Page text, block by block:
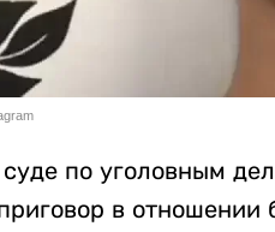
по уголовным
в отношении